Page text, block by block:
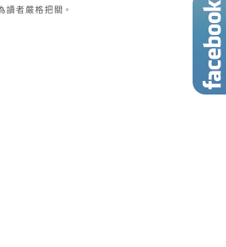
讀者嚴格把關。